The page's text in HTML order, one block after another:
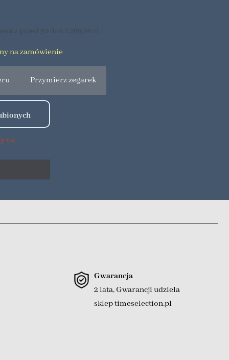
z przed 30 dni: 1,269.00 zł.
na zamówienie
Przymierz zegarek
na
Gwarancja
2 lata, Gwarancji udziela
sklep timeselection.pl